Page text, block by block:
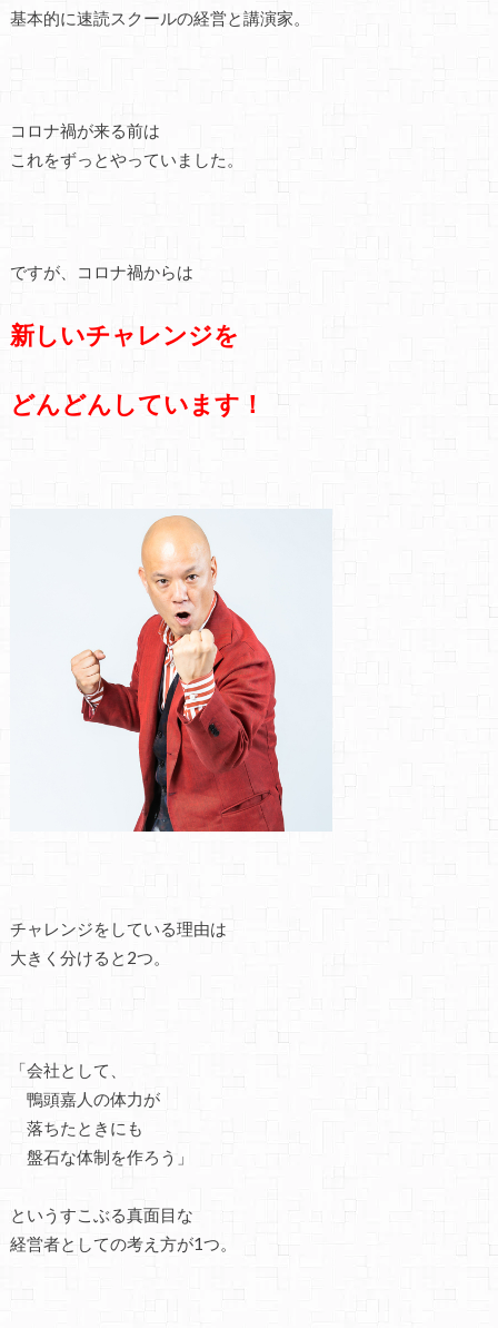
基本的に速読スクールの経営と講演家。
コロナ禍が来る前は
これをずっとやっていました。
ですが、コロナ禍からは
新しいチャレンジを
どんどんしています！
チャレンジをしている理由は
大きく分けると2つ。
「会社として、
鴨頭嘉人の体力が
落ちたときにも
盤石な体制を作ろう」
というすこぶる真面目な
経営者としての考え方が1つ。